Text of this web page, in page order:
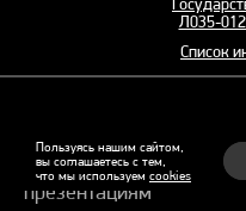
Пользуясь нашим сайтом,
вы соглашаетесь с тем,
что мы используем cookies
Пакетные предложения
Заказать презентацию
Политика
Рекомендательные
Файлы Cookie
Л035-
Список
© 2015–2026 Бонни и
Обучающие курсы по
презентациям